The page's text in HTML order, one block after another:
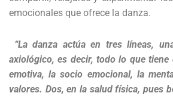
emocionales que ofrece la danza.
“La danza actúa en tres líneas,
axiológico, es decir, todo lo que
emotiva, la socio emocional, la
valores. Dos, en la salud física, pues